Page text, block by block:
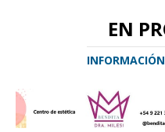
EN